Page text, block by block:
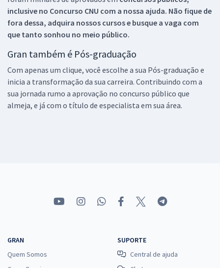
inclusive no Concurso CNU com a nossa ajuda. Não fique de
fora dessa, adquira nossos cursos e busque a vaga com
que tanto sonhou no meio público.
Gran também é Pós-graduação
Com apenas um clique, você escolhe a sua Pós-graduação e
inicia a transformação da sua carreira. Contribuindo com a
sua jornada rumo a aprovação no concurso público que
almeja, e já com o título de especialista em sua área.
GRAN
Quem Somos
SUPORTE
Central de ajuda